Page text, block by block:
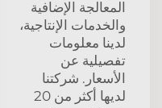
المعالجة الإضافية
والخدمات الإنتاجية،
لدينا معلومات
تفصيلية عن
الأسعار. شركتنا
لديها أكثر من 20